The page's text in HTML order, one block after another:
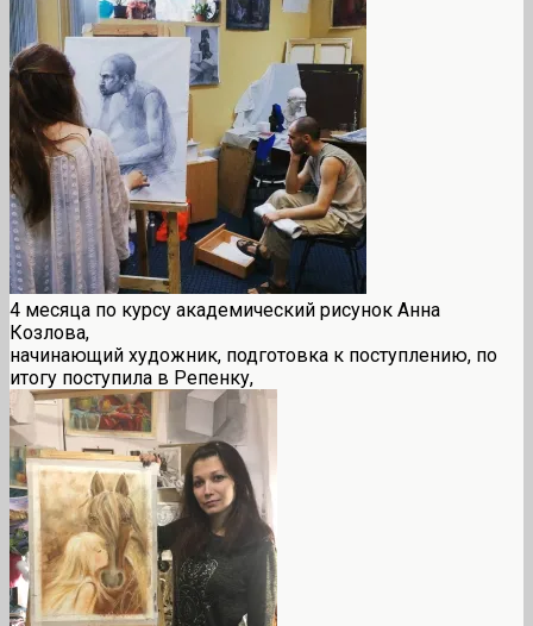
4 месяца по курсу академический рисунок Анна
Козлова,
начинающий художник, подготовка к поступлению, по
итогу поступила в Репенку,